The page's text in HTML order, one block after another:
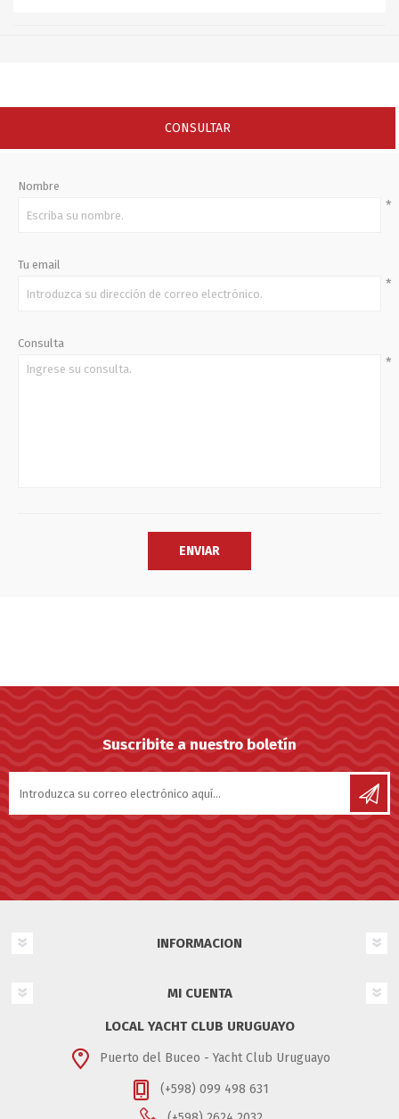
CONSULTAR
Nombre
*
Tu email
*
Consulta
*
Suscribite a nuestro boletín
INFORMACION
MI CUENTA
LOCAL YACHT CLUB URUGUAYO
Puerto del Buceo - Yacht Club Uruguayo
(+598) 099 498 631